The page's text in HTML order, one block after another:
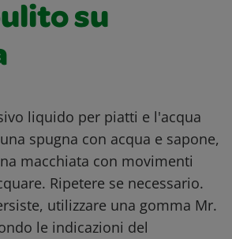
su
liquido per piatti e l'acqua
spugna con acqua e sapone,
macchiata con movimenti
Ripetere se necessario.
utilizzare una gomma Mr.
le indicazioni del